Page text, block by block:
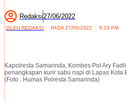
Redaksi 27/06/2022
OLEH REDAKSI PADA 27/06/2022 9:23 PM
Kapolresta Samarinda, Kombes Pol Ary
penangkapan kurir sabu napi di Lapas Kota
(Foto : Humas Polresta Samarinda)